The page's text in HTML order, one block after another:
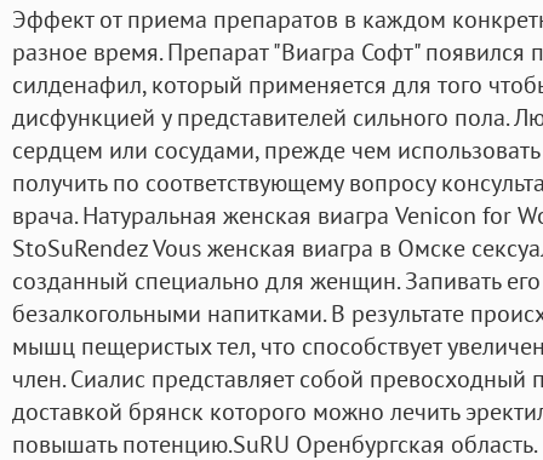
Эффект от приема препаратов в каждом
разное время. Препарат "Виагра Софт" появился
силденафил, который применяется для того
дисфункцией у представителей сильного пола.
сердцем или сосудами, прежде чем
получить по соответствующему вопросу
врача. Натуральная женская виагра Venicon for
StoSuRendez Vous женская виагра в Омске
созданный специально для женщин. Запивать
безалкогольными напитками. В результате
мышц пещеристых тел, что способствует
член. Сиалис представляет собой превосходный
доставкой брянск которого можно лечить
повышать потенцию.SuRU Оренбургская